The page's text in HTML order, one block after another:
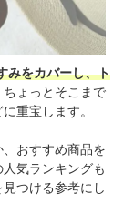
みをカバーし、ト
ちょっとそこまで
重宝します。
おすすめ商品を
気ランキングも
つける参考にし